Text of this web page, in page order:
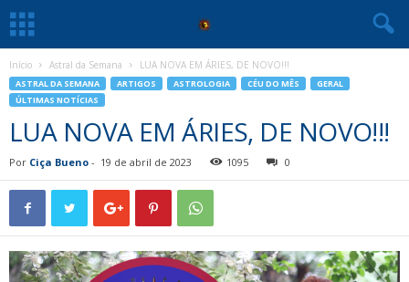
Início Astral da Semana LUA NOVA EM ÁRIES, DE NOVO!!!
ASTRAL DA SEMANA ARTIGOS ASTROLOGIA CÉU DO MÊS
GERAL
ÚLTIMAS NOTÍCIAS
LUA NOVA EM ÁRIES, DE NOVO!!!
Por Ciça Bueno - 19 de abril de 2023 1095 0